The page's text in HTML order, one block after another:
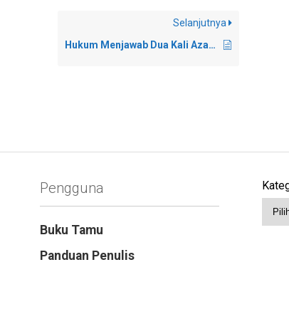
Selanjutnya
Hukum Menjawab Dua Kali Azan pada Shalat Jumat
Pengguna
Buku Tamu
Panduan Penulis